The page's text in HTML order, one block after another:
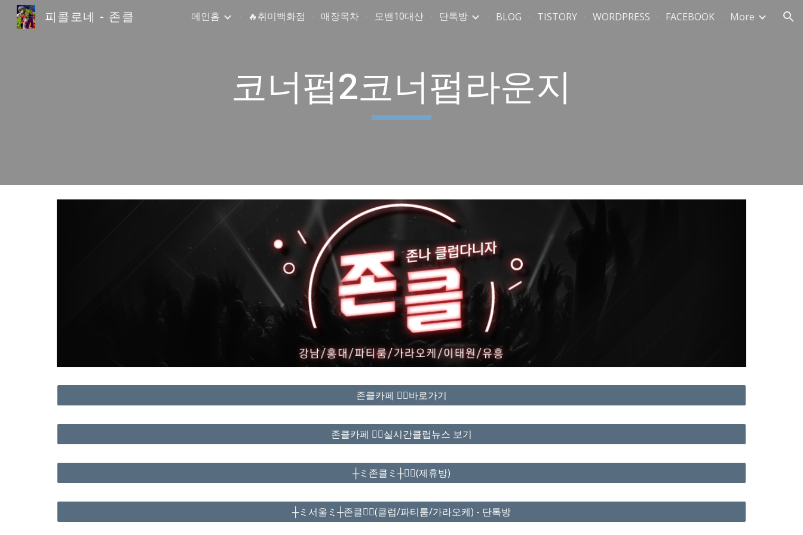
Skip to main content Skip to navigation
피콜로네 - 존클 메인홈 🔥취미백화점 매장목차 모밴10대산 단톡방 BLOG TISTORY WORDPRESS FACEBOOK More
코너펍2코너펍라운지
존클카페 ❤️‍🔥바로가기
존클카페 ❤️‍🔥실시간클럽뉴스 보기
┼ミ존클ミ┼❤️‍🔥(제휴방)
┼ミ서울ミ┼존클❤️‍🔥(클럽/파티룸/가라오케) - 단톡방